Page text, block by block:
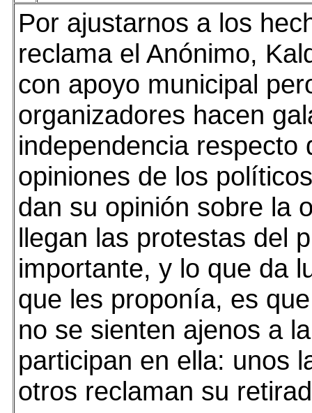
Por ajustarnos a los
reclama el Anónimo,
con apoyo municipal
organizadores hacen
independencia respecto
opiniones de los
dan su opinión sobre la
llegan las protestas del
importante, y lo que da
que les proponía, es
no se sienten ajenos a
participan en ella: unos
otros reclaman su